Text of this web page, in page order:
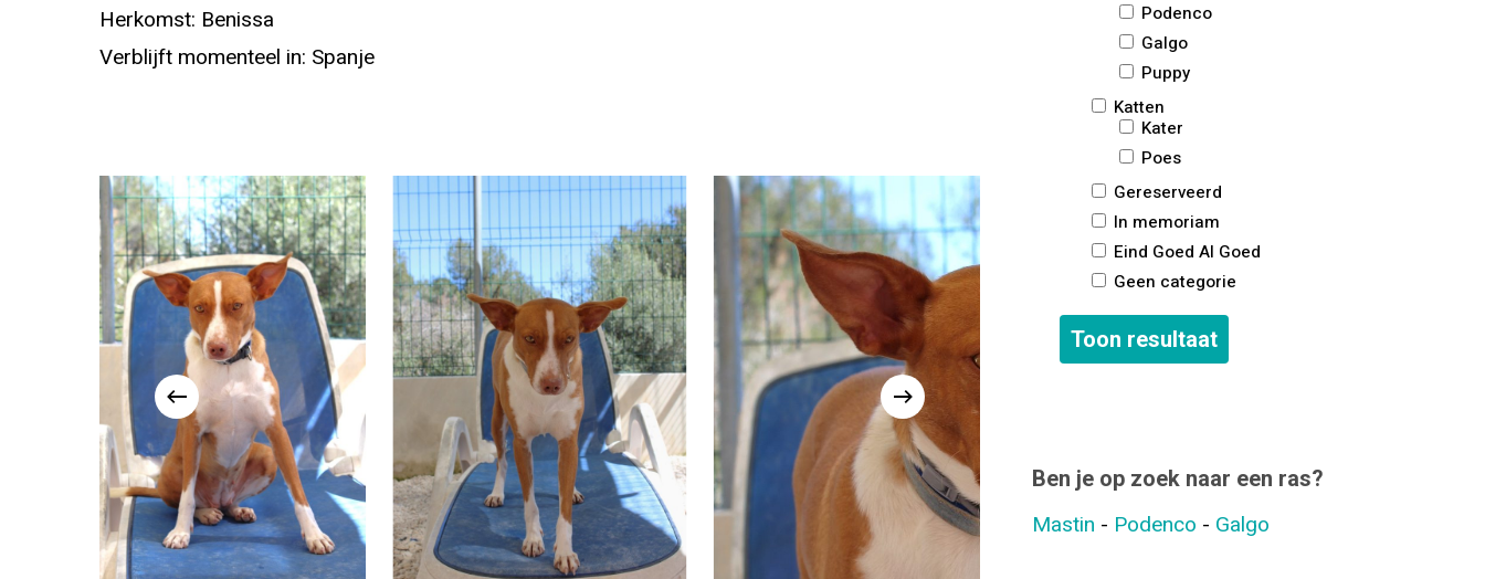
Herkomst: Benissa
Verblijft momenteel in: Spanje
Podenco
Galgo
Puppy
Katten
Kater
Poes
Gereserveerd
In memoriam
Eind Goed Al Goed
Geen categorie
Ben je op zoek naar een ras?
Mastin - Podenco - Galgo